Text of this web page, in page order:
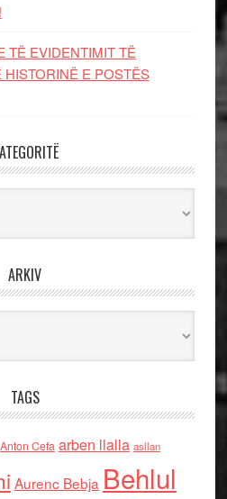
TË EVIDENTIMIT TË
E POSTËS
ARKIV
TAGS
Anton Cefa arben llalla asllan
Aurenc Bebja Behlul